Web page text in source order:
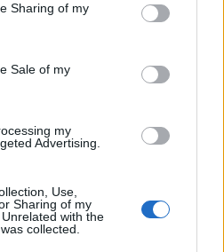
Sharing of my
Sale of my
my
Advertising.
Use,
Sharing of my
with the
collected.
Dan a közel 900
szorult egy
is szükség volt a